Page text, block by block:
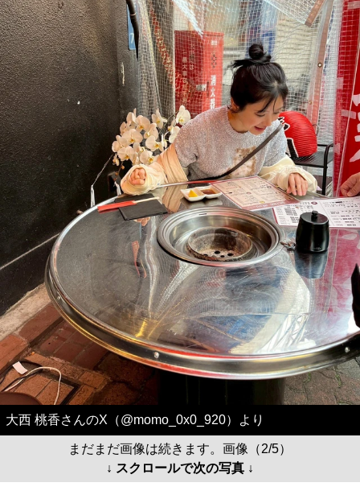
大西 桃香さんのX（@momo_0x0_920）より
まだまだ画像は続きます。画像（2/5）
↓ スクロールで次の写真 ↓